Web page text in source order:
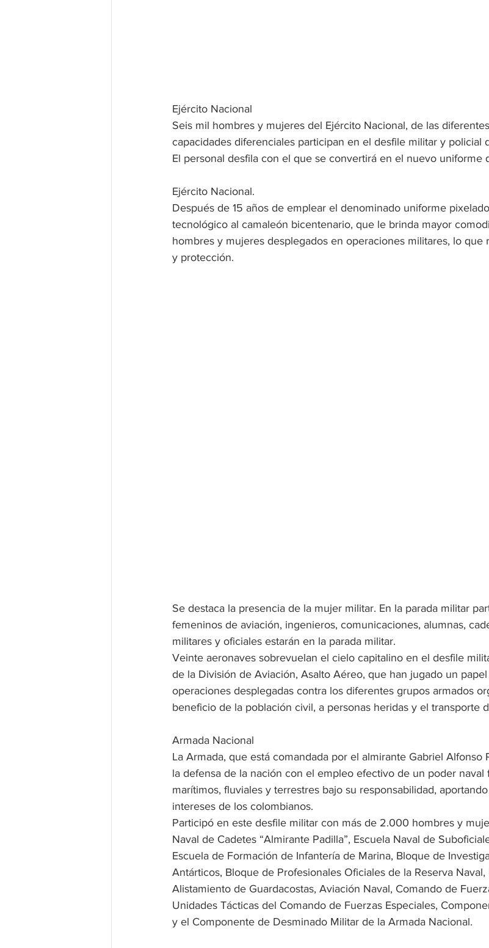
Ejército Nacional
Seis mil hombres y mujeres del Ejército Nacional, de las
capacidades diferenciales participan en el desfile militar y policial
El personal desfila con el que se convertirá en el nuevo uniforme
Ejército Nacional.
Después de 15 años de emplear el denominado uniforme
tecnológico al camaleón bicentenario, que le brinda mayor
hombres y mujeres desplegados en operaciones militares, lo que
y protección.
Se destaca la presencia de la mujer militar. En la parada militar
femeninos de aviación, ingenieros, comunicaciones, alumnas,
militares y oficiales estarán en la parada militar.
Veinte aeronaves sobrevuelan el cielo capitalino en el desfile
de la División de Aviación, Asalto Aéreo, que han jugado un
operaciones desplegadas contra los diferentes grupos armados
beneficio de la población civil, a personas heridas y el transporte
Armada Nacional
La Armada, que está comandada por el almirante Gabriel Alfonso
la defensa de la nación con el empleo efectivo de un poder naval
marítimos, fluviales y terrestres bajo su responsabilidad,
intereses de los colombianos.
Participó en este desfile militar con más de 2.000 hombres y
Naval de Cadetes “Almirante Padilla”, Escuela Naval de
Escuela de Formación de Infantería de Marina, Bloque de
Antárticos, Bloque de Profesionales Oficiales de la Reserva
Alistamiento de Guardacostas, Aviación Naval, Comando de
Unidades Tácticas del Comando de Fuerzas Especiales,
y el Componente de Desminado Militar de la Armada Nacional.